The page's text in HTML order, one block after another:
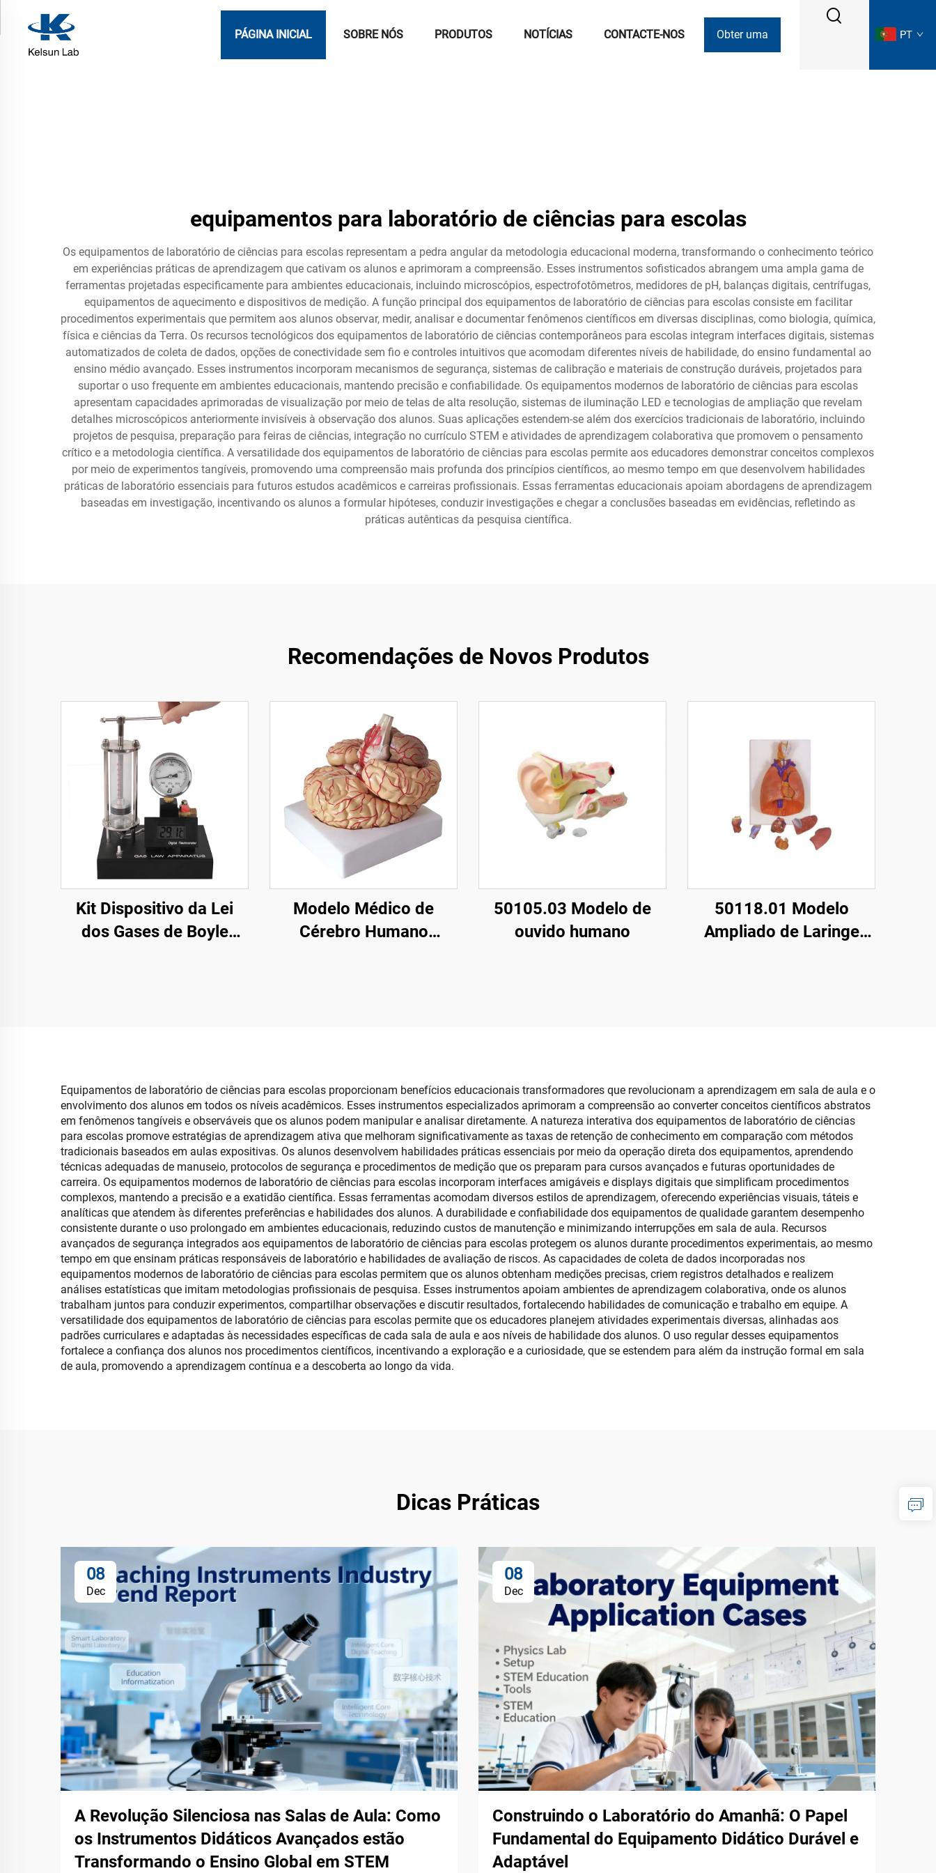
PÁGINA INICIAL SOBRE NÓS PRODUTOS NOTÍCIAS CONTACTE-NOS Obter uma PT
equipamentos para laboratório de ciências para escolas
Os equipamentos de laboratório de ciências para escolas representam a pedra angular da metodologia educacional moderna, transformando o conhecimento teórico
em experiências práticas de aprendizagem que cativam os alunos e aprimoram a compreensão. Esses instrumentos sofisticados abrangem uma ampla gama de
ferramentas projetadas especificamente para ambientes educacionais, incluindo microscópios, espectrofotômetros, medidores de pH, balanças digitais, centrífugas,
equipamentos de aquecimento e dispositivos de medição. A função principal dos equipamentos de laboratório de ciências para escolas consiste em facilitar
procedimentos experimentais que permitem aos alunos observar, medir, analisar e documentar fenômenos científicos em diversas disciplinas, como biologia, química,
física e ciências da Terra. Os recursos tecnológicos dos equipamentos de laboratório de ciências contemporâneos para escolas integram interfaces digitais, sistemas
automatizados de coleta de dados, opções de conectividade sem fio e controles intuitivos que acomodam diferentes níveis de habilidade, do ensino fundamental ao
ensino médio avançado. Esses instrumentos incorporam mecanismos de segurança, sistemas de calibração e materiais de construção duráveis, projetados para
suportar o uso frequente em ambientes educacionais, mantendo precisão e confiabilidade. Os equipamentos modernos de laboratório de ciências para escolas
apresentam capacidades aprimoradas de visualização por meio de telas de alta resolução, sistemas de iluminação LED e tecnologias de ampliação que revelam
detalhes microscópicos anteriormente invisíveis à observação dos alunos. Suas aplicações estendem-se além dos exercícios tradicionais de laboratório, incluindo
projetos de pesquisa, preparação para feiras de ciências, integração no currículo STEM e atividades de aprendizagem colaborativa que promovem o pensamento
crítico e a metodologia científica. A versatilidade dos equipamentos de laboratório de ciências para escolas permite aos educadores demonstrar conceitos complexos
por meio de experimentos tangíveis, promovendo uma compreensão mais profunda dos princípios científicos, ao mesmo tempo em que desenvolvem habilidades
práticas de laboratório essenciais para futuros estudos acadêmicos e carreiras profissionais. Essas ferramentas educacionais apoiam abordagens de aprendizagem
baseadas em investigação, incentivando os alunos a formular hipóteses, conduzir investigações e chegar a conclusões baseadas em evidências, refletindo as
práticas autênticas da pesquisa científica.
Recomendações de Novos Produtos
Kit Dispositivo da Lei
dos Gases de Boyle
Modelo Médico de
Cérebro Humano
50105.03 Modelo de
ouvido humano
50118.01 Modelo
Ampliado de Laringe
Equipamentos de laboratório de ciências para escolas proporcionam benefícios educacionais transformadores que revolucionam a aprendizagem em sala de aula e o
envolvimento dos alunos em todos os níveis acadêmicos. Esses instrumentos especializados aprimoram a compreensão ao converter conceitos científicos abstratos
em fenômenos tangíveis e observáveis que os alunos podem manipular e analisar diretamente. A natureza interativa dos equipamentos de laboratório de ciências
para escolas promove estratégias de aprendizagem ativa que melhoram significativamente as taxas de retenção de conhecimento em comparação com métodos
tradicionais baseados em aulas expositivas. Os alunos desenvolvem habilidades práticas essenciais por meio da operação direta dos equipamentos, aprendendo
técnicas adequadas de manuseio, protocolos de segurança e procedimentos de medição que os preparam para cursos avançados e futuras oportunidades de
carreira. Os equipamentos modernos de laboratório de ciências para escolas incorporam interfaces amigáveis e displays digitais que simplificam procedimentos
complexos, mantendo a precisão e a exatidão científica. Essas ferramentas acomodam diversos estilos de aprendizagem, oferecendo experiências visuais, táteis e
analíticas que atendem às diferentes preferências e habilidades dos alunos. A durabilidade e confiabilidade dos equipamentos de qualidade garantem desempenho
consistente durante o uso prolongado em ambientes educacionais, reduzindo custos de manutenção e minimizando interrupções em sala de aula. Recursos
avançados de segurança integrados aos equipamentos de laboratório de ciências para escolas protegem os alunos durante procedimentos experimentais, ao mesmo
tempo em que ensinam práticas responsáveis de laboratório e habilidades de avaliação de riscos. As capacidades de coleta de dados incorporadas nos
equipamentos modernos de laboratório de ciências para escolas permitem que os alunos obtenham medições precisas, criem registros detalhados e realizem
análises estatísticas que imitam metodologias profissionais de pesquisa. Esses instrumentos apoiam ambientes de aprendizagem colaborativa, onde os alunos
trabalham juntos para conduzir experimentos, compartilhar observações e discutir resultados, fortalecendo habilidades de comunicação e trabalho em equipe. A
versatilidade dos equipamentos de laboratório de ciências para escolas permite que os educadores planejem atividades experimentais diversas, alinhadas aos
padrões curriculares e adaptadas às necessidades específicas de cada sala de aula e aos níveis de habilidade dos alunos. O uso regular desses equipamentos
fortalece a confiança dos alunos nos procedimentos científicos, incentivando a exploração e a curiosidade, que se estendem para além da instrução formal em sala
de aula, promovendo a aprendizagem contínua e a descoberta ao longo da vida.
Dicas Práticas
08
Dec
A Revolução Silenciosa nas Salas de Aula: Como
os Instrumentos Didáticos Avançados estão
Transformando o Ensino Global em STEM
08
Dec
Construindo o Laboratório do Amanhã: O Papel
Fundamental do Equipamento Didático Durável e
Adaptável